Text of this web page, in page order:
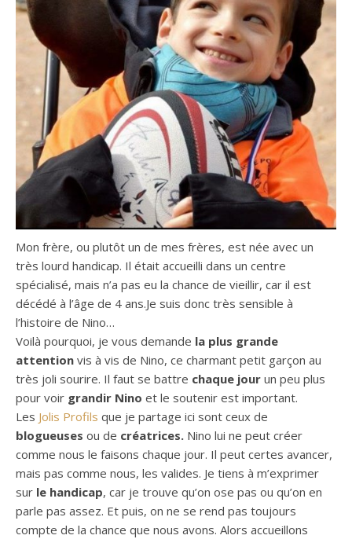
Mon frère, ou plutôt un de mes frères, est née avec un
très lourd handicap. Il était accueilli dans un centre
spécialisé, mais n’a pas eu la chance de vieillir, car il est
décédé à l’âge de 4 ans.Je suis donc très sensible à
l’histoire de Nino…
Voilà pourquoi, je vous demande la plus grande
attention vis à vis de Nino, ce charmant petit garçon au
très joli sourire. Il faut se battre chaque jour un peu plus
pour voir grandir Nino et le soutenir est important.
Les Jolis Profils que je partage ici sont ceux de
blogueuses ou de créatrices. Nino lui ne peut créer
comme nous le faisons chaque jour. Il peut certes avancer,
mais pas comme nous, les valides. Je tiens à m’exprimer
sur le handicap, car je trouve qu’on ose pas ou qu’on en
parle pas assez. Et puis, on ne se rend pas toujours
compte de la chance que nous avons. Alors accueillons